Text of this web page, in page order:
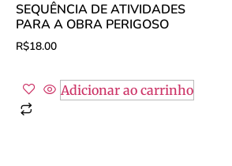
SEQUÊNCIA DE ATIVIDADES
PARA A OBRA PERIGOSO
R$18.00
Adicionar ao carrinho